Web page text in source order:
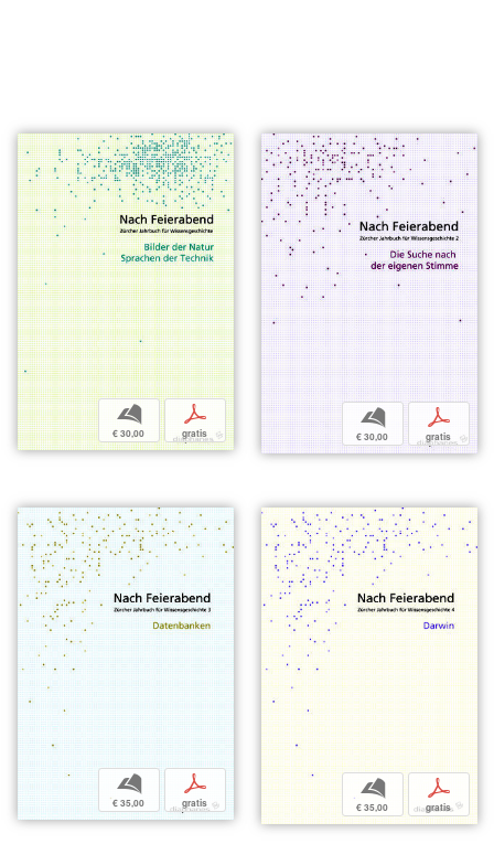
b
€ 30,00
p
gratis
b
€ 30,00
p
gratis
b
€ 35,00
p
gratis
b
€ 35,00
p
gratis